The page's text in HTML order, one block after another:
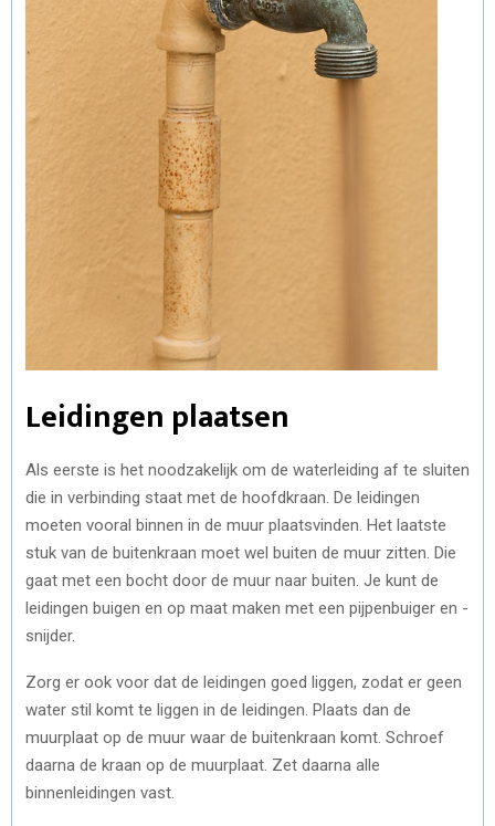
Leidingen plaatsen
Als eerste is het noodzakelijk om de waterleiding af te sluiten
die in verbinding staat met de hoofdkraan. De leidingen
moeten vooral binnen in de muur plaatsvinden. Het laatste
stuk van de buitenkraan moet wel buiten de muur zitten. Die
gaat met een bocht door de muur naar buiten. Je kunt de
leidingen buigen en op maat maken met een pijpenbuiger en -
snijder.
Zorg er ook voor dat de leidingen goed liggen, zodat er geen
water stil komt te liggen in de leidingen. Plaats dan de
muurplaat op de muur waar de buitenkraan komt. Schroef
daarna de kraan op de muurplaat. Zet daarna alle
binnenleidingen vast.